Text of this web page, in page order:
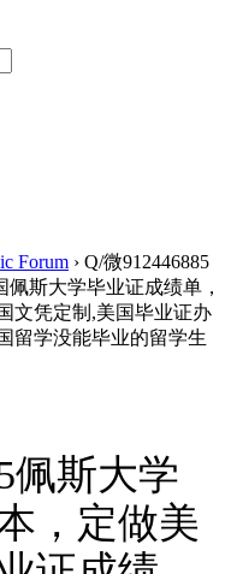
Forum › Q/微912446885
斯大学毕业证成绩单，
文凭定制,美国毕业证办
留学没能毕业的留学生
佩斯大学
，定做美